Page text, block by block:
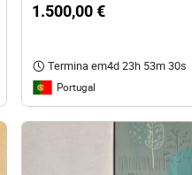
1.500,00 €
Termina em4d 23h 53m 29s
Portugal